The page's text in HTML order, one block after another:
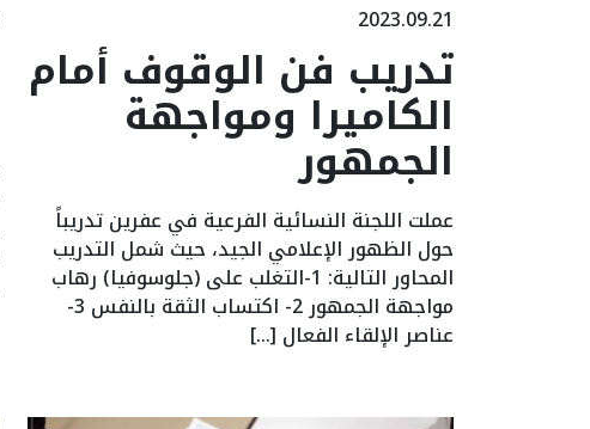
2023.09.21
تدريب فن الوقوف أمام
الكاميرا ومواجهة
الجمهور
عملت اللجنة النسائية الفرعية في عفرين تدريباً
حول الظهور الإعلامي الجيد، حيث شمل التدريب
المحاور التالية: 1-التغلب على (جلوسوفيا) رهاب
مواجهة الجمهور 2- اكتساب الثقة بالنفس 3-
عناصر الإلقاء الفعال […]